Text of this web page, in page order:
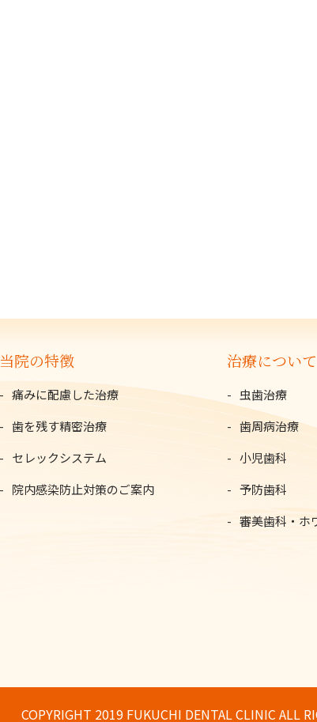
当院の特徴
痛みに配慮した治療
歯を残す精密治療
セレックシステム
院内感染防止対策のご案内
治療について
虫歯治療
歯周病治療
小児歯科
予防歯科
審美歯科・ホ
COPYRIGHT 2019 FUKUCHI DENTAL CLINIC ALL